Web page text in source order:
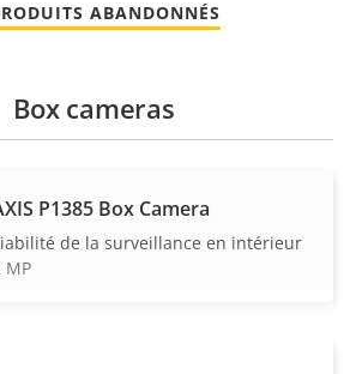
ABANDONNÉS
Box cameras
P1385 Box Camera
de la surveillance en intérieur
MP